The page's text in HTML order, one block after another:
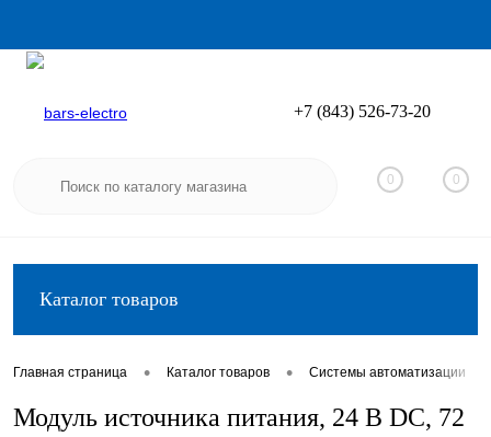
Вход
+7 (843) 526-73-20
0 0
Каталог товаров
Главная страница • Каталог товаров • Системы автоматизации
Модуль источника питания, 24 В DC, 72